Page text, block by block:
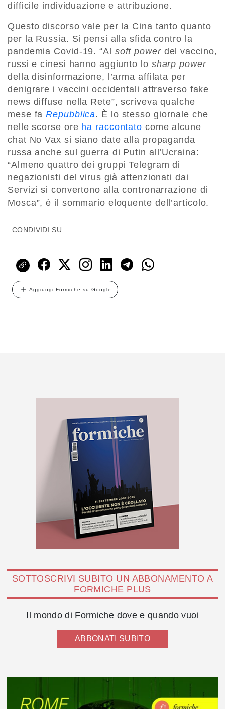
difficile individuazione e attribuzione.
Questo discorso vale per la Cina tanto quanto
per la Russia. Si pensi alla sfida contro la
pandemia Covid-19. “Al soft powerdel vaccino,
russi e cinesi hanno aggiunto lo sharp power
della disinformazione, l’arma affilata per
denigrare i vaccini occidentali attraverso fake
news diffuse nella Rete”, scriveva qualche
mese faRepubblica. È lo stesso giornale che
nelle scorse ore ha raccontato come alcune
chat No Vax si siano date alla propaganda
russa anche sul guerra di Putin all’Ucraina:
“Almeno quattro dei gruppi Telegram di
negazionisti del virus già attenzionati dai
Servizi si convertono alla contronarrazione di
Mosca”, è il sommario eloquente dell’articolo.
CONDIVIDI SU:
Aggiungi Formiche su Google
SOTTOSCRIVI SUBITO UN ABBONAMENTO A
FORMICHE PLUS
Il mondo di Formiche dove e quando vuoi
ABBONATI SUBITO